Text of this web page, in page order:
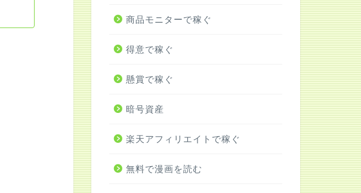
商品モニターで稼ぐ
得意で稼ぐ
懸賞で稼ぐ
暗号資産
楽天アフィリエイトで稼ぐ
無料で漫画を読む